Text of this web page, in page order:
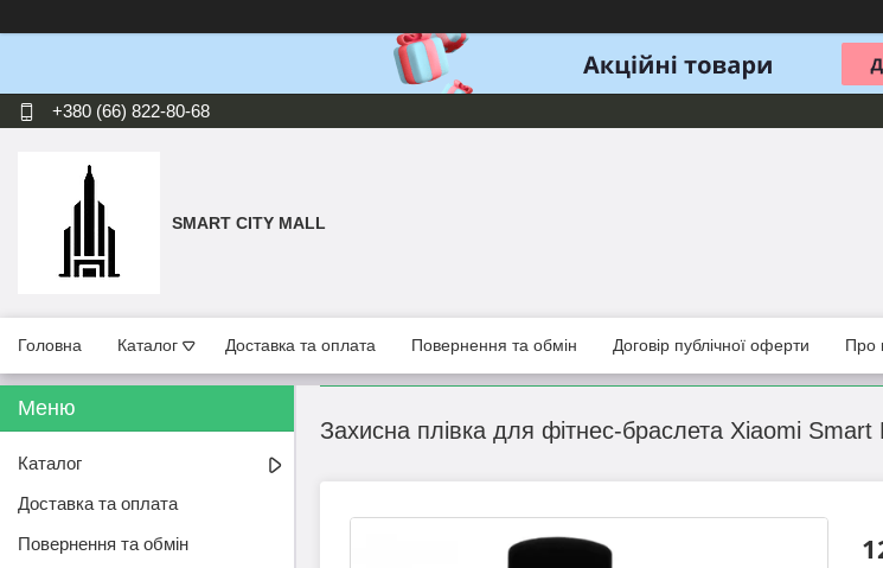
+380 (66) 822-80-68
SMART CITY MALL
Головна Каталог Доставка та оплата Повернення та обмін Договір публічної оферти Про
Захисна плівка для фітнес-браслета Xiaomi
Каталог
Доставка та оплата
Повернення та обмін